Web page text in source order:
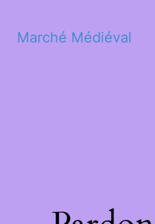
Marché Médiéval